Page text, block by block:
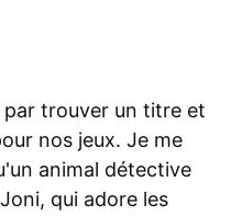
par trouver un titre et
nos jeux. Je me
animal détective
qui adore les